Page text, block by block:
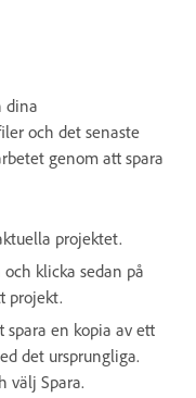
dina
och det senaste
genom att spara
projektet.
klicka sedan på
projekt.
spara en kopia av ett
det ursprungliga.
välj Spara.